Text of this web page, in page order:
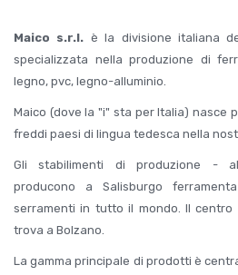
Maico s.r.l. è la divisione italiana
specializzata nella produzione di
legno, pvc, legno-alluminio.
Maico (dove la "i" sta per Italia) nasce
freddi paesi di lingua tedesca nella
Gli stabilimenti di produzione -
producono a Salisburgo
serramenti in tutto il mondo. Il centro
trova a Bolzano.
La gamma principale di prodotti è